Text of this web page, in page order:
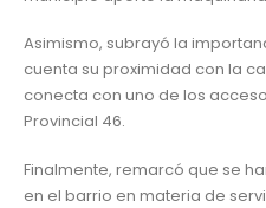
Asimismo, subrayó la
cuenta su proximidad con la
conecta con uno de los
Provincial 46.
Finalmente, remarcó que se
en el barrio en materia de